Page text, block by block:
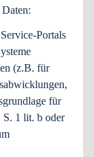
Portals
(z.B. für
für
S. 1 lit. b oder